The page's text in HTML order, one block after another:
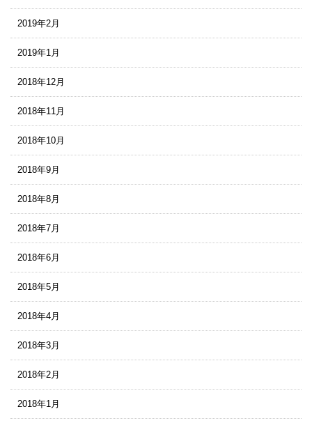
2019年2月
2019年1月
2018年12月
2018年11月
2018年10月
2018年9月
2018年8月
2018年7月
2018年6月
2018年5月
2018年4月
2018年3月
2018年2月
2018年1月